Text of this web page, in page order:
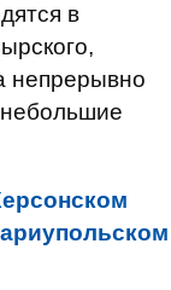
в
непрерывно
небольшие